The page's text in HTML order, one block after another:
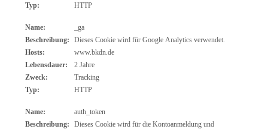
Typ:
HTTP
Name:
_ga
Beschreibung:
Dieses Cookie wird für Google Analytics verwendet.
Hosts:
www.bkdn.de
Lebensdauer:
2 Jahre
Zweck:
Tracking
Typ:
HTTP
Name:
auth_token
Beschreibung:
Dieses Cookie wird für die Kontoanmeldung und